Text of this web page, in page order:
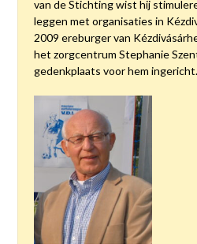
van de Stichting wist hij
leggen met organisaties in
2009 ereburger van
het zorgcentrum Stephanie
gedenkplaats voor hem ingericht.